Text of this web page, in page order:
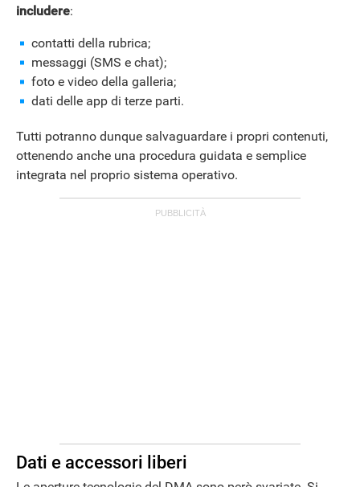
includere:
contatti della rubrica;
messaggi (SMS e chat);
foto e video della galleria;
dati delle app di terze parti.
Tutti potranno dunque salvaguardare i propri contenuti,
ottenendo anche una procedura guidata e semplice
integrata nel proprio sistema operativo.
Dati e accessori liberi